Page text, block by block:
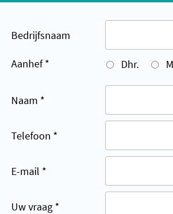
Bedrijfsnaam
Aanhef* Dhr.
Naam *
Telefoon *
E-mail *
Uw vraag *